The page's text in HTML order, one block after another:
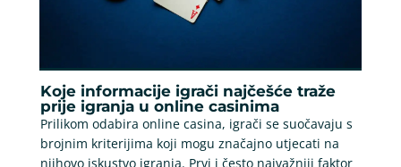
Koje informacije igrači najčešće traže
prije igranja u online casinima
Prilikom odabira online casina, igrači se suočavaju s
brojnim kriterijima koji mogu značajno utjecati na
njihovo iskustvo igranja. Prvi i često najvažniji faktor